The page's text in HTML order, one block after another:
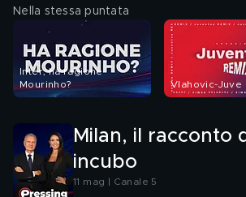
Nella stessa puntata
Inter, ha ragione
Mourinho?
Vlahovic-Juve
Milan, il racconto
incubo
11 mag | Canale 5